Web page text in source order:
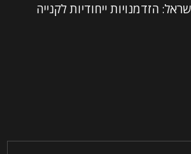
הזדמנויות ייחודיות לקנייה